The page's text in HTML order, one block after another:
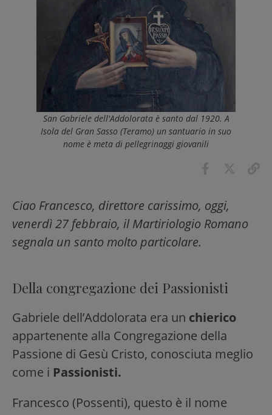
San Gabriele dell'Addolorata è santo dal 1920. A
Isola del Gran Sasso (Teramo) un santuario in suo
nome è meta di pellegrinaggi giovanili
Ciao Francesco, direttore carissimo, oggi,
venerdì 27 febbraio, il Martiriologio Romano
segnala un santo molto particolare.
Della congregazione dei Passionisti
Gabriele dell’Addolorata era un chierico
appartenente alla Congregazione della
Passione di Gesù Cristo, conosciuta meglio
come i Passionisti.
Francesco (Possenti), questo è il nome